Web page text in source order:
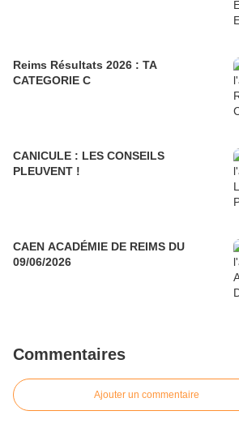
Reims Résultats 2026 : TA
CATEGORIE C
CANICULE : LES CONSEILS
PLEUVENT !
CAEN ACADÉMIE DE REIMS DU
09/06/2026
Commentaires
Ajouter un commentaire